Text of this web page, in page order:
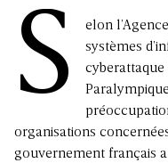
S
elon
systèmes
cyberattaque
organisations
gouvernement français